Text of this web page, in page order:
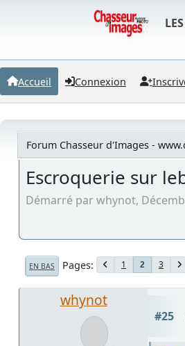
Accueil Connexion
Forum Chasseur d'Images -
Escroquerie sur
Démarré par whynot,
EN BAS Pages 1 2 3
whynot
#25